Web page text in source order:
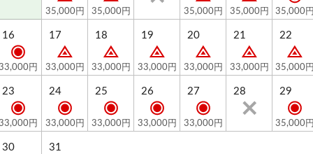
朝食：女将プロデュース 栄養満点のご朝食
幸の湯で世界一のコーヒーが飲める？
eversysのコーヒーマシンで淹れた本格コーヒーを提供
しています。
ぜひ一度味わってみてください！
■大浴場■
35,000円 35,000円 35,000円 35,000円 35,000
16
円
17
33,000円
18
33,000円
19
33,000円
20
33,000円
21
33,000円
22
35,000
23
円
24
33,000円
25
33,000円
26
33,000円
27
33,000円
28 29
35,000
30 31